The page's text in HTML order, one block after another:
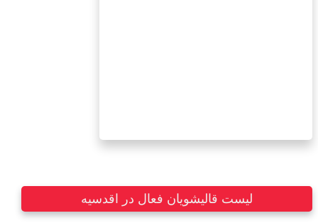
لیست قالیشویان فعال در اقدسیه